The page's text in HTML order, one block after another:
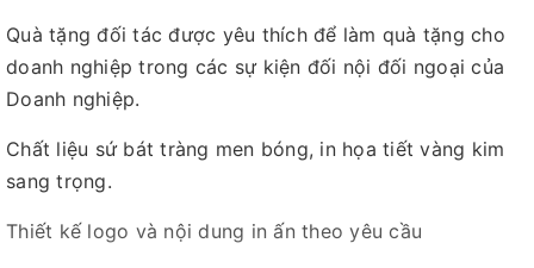
Quà tặng đối tác được yêu thích để làm quà tặng cho
doanh nghiệp trong các sự kiện đối nội đối ngoại của
Doanh nghiệp.
Chất liệu sứ bát tràng men bóng, in họa tiết vàng kim
sang trọng.
Thiết kế logo và nội dung in ấn theo yêu cầu